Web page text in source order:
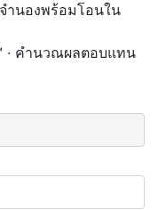
ำนองพร้อมโอนใน
· คำนวณผลตอบแทน